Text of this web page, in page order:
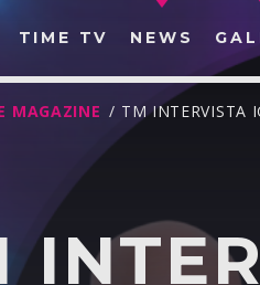
TIME TV NEWS
MAGAZINE / TM INTERVISTA